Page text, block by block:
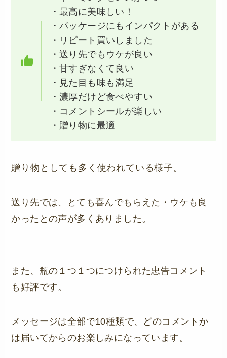
・最高に美味しい！
・パッケージにもインパクトがある
・リピート買いしました
・送り先でもウケが良い
・甘すぎなくて良い
・見た目も味も満足
・濃厚だけど食べやすい
・コメントシールが楽しい
・贈り物に最適
贈り物としても多く使われている様子。
送り先では、とても喜んでもらえた・ウケも良
かったとの声が多くありました。
また、瓶の１つ１つにつけられた忠告コメント
も好評です。
メッセージは全部で10種類で、どのコメントか
は届いてからのお楽しみになっています。